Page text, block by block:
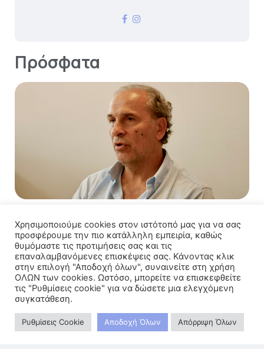
Πρόσφατα
ιδανική στιγμή για να αντιμετωπίσεις τον
εγωισμό σου»
27 Ιουλίου 2026
Χρησιμοποιούμε cookies στον ιστότοπό μας για να σας
προσφέρουμε την πιο κατάλληλη εμπειρία, καθώς
θυμόμαστε τις προτιμήσεις σας και τις
επαναλαμβανόμενες επισκέψεις σας. Κάνοντας κλικ
στην επιλογή "Αποδοχή όλων", συναινείτε στη χρήση
ΟΛΩΝ των cookies. Ωστόσο, μπορείτε να επισκεφθείτε
τις "Ρυθμίσεις cookie" για να δώσετε μια ελεγχόμενη
συγκατάθεση.
Ρυθμίσεις Cookie Αποδοχή Όλων Απόρριψη Όλων